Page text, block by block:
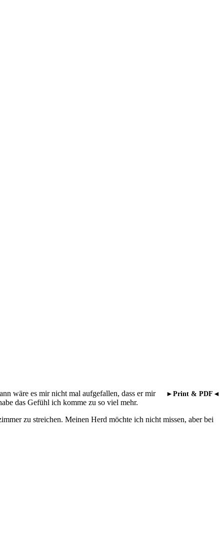
►Print & PDF◄
wäre es mir nicht mal aufgefallen, dass er mir
das Gefühl ich komme zu so viel mehr.
zu streichen. Meinen Herd möchte ich nicht missen, aber bei